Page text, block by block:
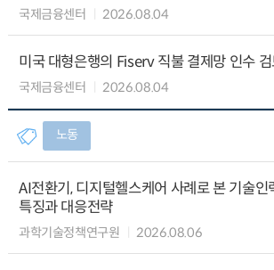
국제금융센터 2026.08.04
미국 대형은행의 Fiserv 직불 결제망 인수
국제금융센터 2026.08.04
노동
AI전환기, 디지털헬스케어 사례로 본 기술인
특징과 대응전략
과학기술정책연구원 2026.08.06